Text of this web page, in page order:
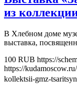
из
В Хлебном доме
выставка,
100 RUB https://
https://
kollektsii-gmz-